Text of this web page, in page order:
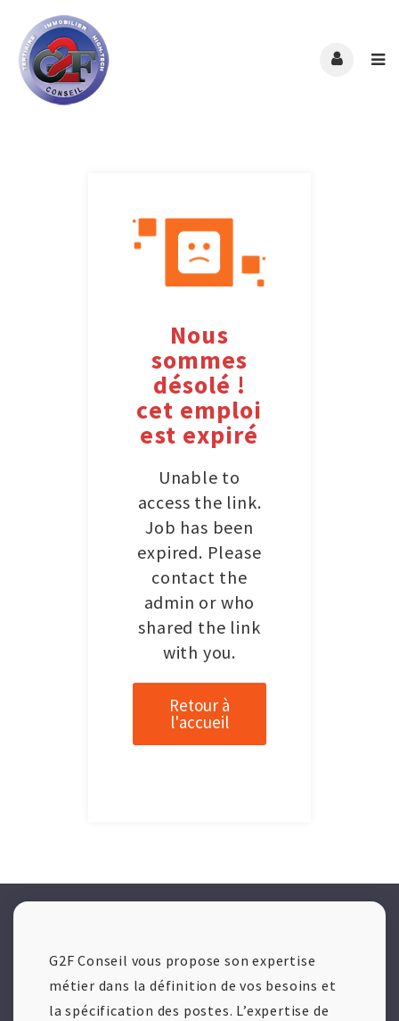
Nous
sommes
désolé !
cet emploi
est expiré
Unable to
access the link.
Job has been
expired. Please
contact the
admin or who
shared the link
with you.
Retour à
l'accueil
G2F Conseil vous propose son expertise
métier dans la définition de vos besoins et
la spécification des postes. L’expertise de